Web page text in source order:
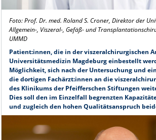
Foto: Prof. Dr. med. Roland S. Croner, Direktor der
Allgemein-, Viszeral-, Gefäß- und
UMMD
Patient:innen, die in der viszeralchirurgischen
Universitätsmedizin Magdeburg einbestellt
Möglichkeit, sich nach der Untersuchung und
die dortigen Fachärzt:innen an die
des Klinikums der Pfeifferschen Stiftungen
Dies soll den im Einzelfall begrenzten
und zugleich den hohen Qualitätsanspruch